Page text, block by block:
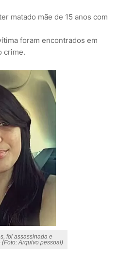
matado mãe de 15 anos com
foram encontrados em
crime.
foi assassinada e
Arquivo pessoal)